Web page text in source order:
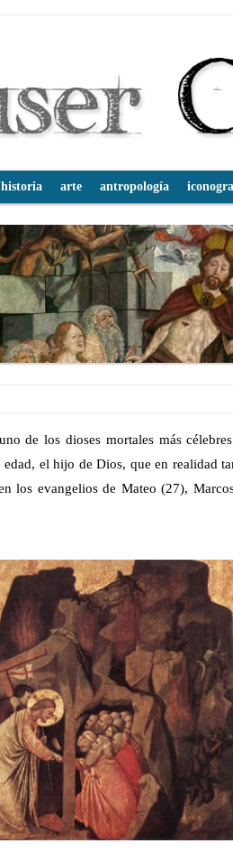
historia arte antropología
de los dioses mortales más
el hijo de Dios, que en realidad
los evangelios de Mateo (27),